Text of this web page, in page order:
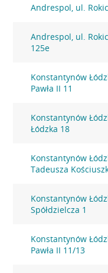
Andrespol, ul.
Andrespol, ul.
125e
Konstantynów
Pawła II 11
Konstantynów
Łódzka 18
Konstantynów
Tadeusza
Konstantynów
Spółdzielcza 1
Konstantynów
Pawła II 11/13